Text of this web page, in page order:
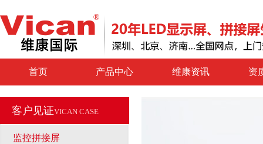
首页 产品中心 维康资讯 资
客户见证VICAN CASE
监控拼接屏